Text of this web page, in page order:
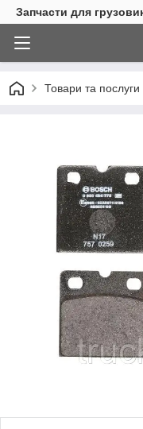
Запчасти для
Товари та послуги